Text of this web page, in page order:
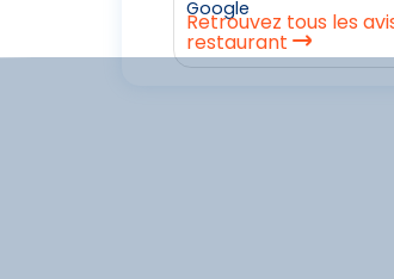
Google
Retrouvez tous les
restaurant